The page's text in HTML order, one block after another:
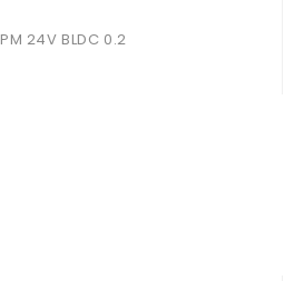
24V BLDC 0.2